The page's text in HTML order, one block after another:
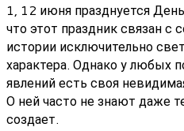
1, 12 июня празднуется
что этот праздник связан
истории исключительно
характера. Однако у любых
явлений есть своя
О ней часто не знают даже
создает.